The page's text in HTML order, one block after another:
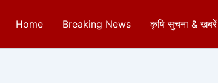
Home Breaking News कृषि सुचना & खबरें